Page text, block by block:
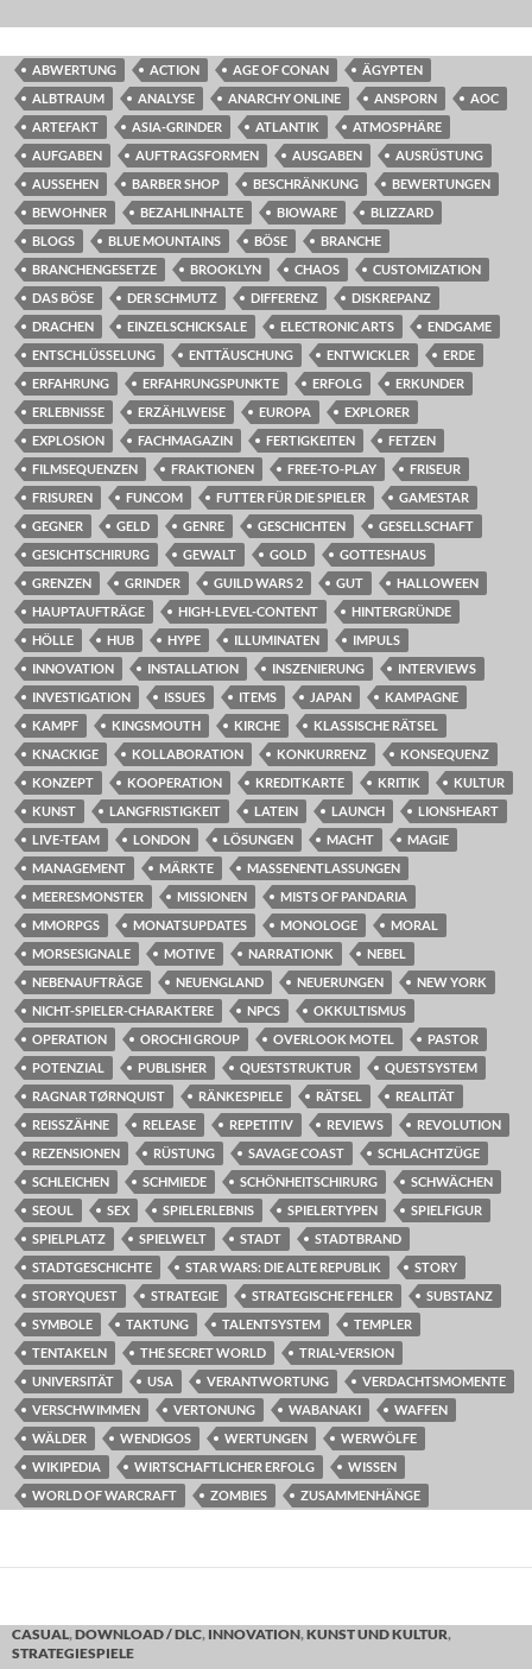
ABWERTUNG ACTION AGE OF CONAN
ÄGYPTEN
ALBTRAUM
ANALYSE ANARCHY ONLINE ANSPORN
AOC
ARTEFAKT
ASIA-GRINDER ATLANTIK
ATMOSPHÄRE
AUFGABEN
AUFTRAGSFORMEN AUSGABEN
AUSRÜSTUNG
AUSSEHEN
BARBER SHOP BESCHRÄNKUNG
BEWERTUNGEN
BEWOHNER
BEZAHLINHALTE BIOWARE
BLIZZARD
BLOGS
BLUE MOUNTAINS BÖSE
BRANCHE
BRANCHENGESETZE
BROOKLYN CHAOS
CUSTOMIZATION
DAS BÖSE
DER SCHMUTZ DIFFERENZ
DISKREPANZ
DRACHEN
EINZELSCHICKSALE ELECTRONIC ARTS
ENDGAME
ENTSCHLÜSSELUNG
ENTTÄUSCHUNG ENTWICKLER
ERDE
ERFAHRUNG
ERFAHRUNGSPUNKTE ERFOLG
ERKUNDER
ERLEBNISSE
ERZÄHLWEISE EUROPA
EXPLORER
EXPLOSION
FACHMAGAZIN FERTIGKEITEN
FETZEN
FILMSEQUENZEN
FRAKTIONEN FREE-TO-PLAY
FRISEUR
FRISUREN
FUNCOM FUTTER FÜR DIE SPIELER
GAMESTAR
GEGNER
GELD GENRE GESCHICHTEN
GESELLSCHAFT
GESICHTSCHIRURG
GEWALT GOLD
GOTTESHAUS
GRENZEN
GRINDER GUILD WARS 2 GUT
HALLOWEEN
HAUPTAUFTRÄGE
HIGH-LEVEL-CONTENT
HINTERGRÜNDE
HÖLLE
HUB HYPE ILLUMINATEN
IMPULS
INNOVATION
INSTALLATION INSZENIERUNG
INTERVIEWS
INVESTIGATION
ISSUES ITEMS JAPAN
KAMPAGNE
KAMPF
KINGSMOUTH KIRCHE
KLASSISCHE RÄTSEL
KNACKIGE
KOLLABORATION KONKURRENZ
KONSEQUENZ
KONZEPT
KOOPERATION KREDITKARTE KRITIK
KULTUR
KUNST
LANGFRISTIGKEIT LATEIN LAUNCH
LIONSHEART
LIVE-TEAM
LONDON LÖSUNGEN MACHT
MAGIE
MANAGEMENT
MÄRKTE
MASSENENTLASSUNGEN
MEERESMONSTER
MISSIONEN
MISTS OF PANDARIA
MMORPGS
MONATSUPDATES MONOLOGE
MORAL
MORSESIGNALE
MOTIVE NARRATIONK
NEBEL
NEBENAUFTRÄGE
NEUENGLAND NEUERUNGEN
NEW YORK
NICHT-SPIELER-CHARAKTERE
NPCS
OKKULTISMUS
OPERATION
OROCHI GROUP OVERLOOK MOTEL
PASTOR
POTENZIAL
PUBLISHER QUESTSTRUKTUR
QUESTSYSTEM
RAGNAR TØRNQUIST
RÄNKESPIELE RÄTSEL
REALITÄT
REISSZÄHNE
RELEASE REPETITIV REVIEWS
REVOLUTION
REZENSIONEN
RÜSTUNG SAVAGE COAST
SCHLACHTZÜGE
SCHLEICHEN
SCHMIEDE SCHÖNHEITSCHIRURG
SCHWÄCHEN
SEOUL
SEX SPIELERLEBNIS SPIELERTYPEN
SPIELFIGUR
SPIELPLATZ
SPIELWELT STADT
STADTBRAND
STADTGESCHICHTE
STAR WARS: DIE ALTE REPUBLIK
STORY
STORYQUEST
STRATEGIE STRATEGISCHE FEHLER
SUBSTANZ
SYMBOLE
TAKTUNG TALENTSYSTEM
TEMPLER
TENTAKELN
THE SECRET WORLD
TRIAL-VERSION
UNIVERSITÄT
USA VERANTWORTUNG
VERDACHTSMOMENTE
VERSCHWIMMEN
VERTONUNG WABANAKI
WAFFEN
WÄLDER
WENDIGOS WERTUNGEN
WERWÖLFE
WIKIPEDIA
WIRTSCHAFTLICHER ERFOLG
WISSEN
WORLD OF WARCRAFT
ZOMBIES ZUSAMMENHÄNGE
CASUAL,DOWNLOAD / DLC, INNOVATION,KUNST UND KULTUR,
STRATEGIESPIELE